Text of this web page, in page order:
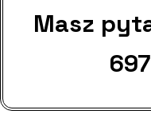
Masz